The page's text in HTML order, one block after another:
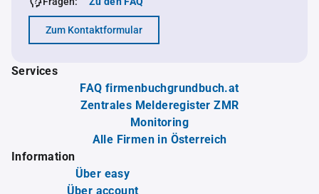
Zum Kontaktformular
Services
FAQ firmenbuchgrundbuch.at
Zentrales Melderegister ZMR
Monitoring
Alle Firmen in Österreich
Information
Über easy
Über account